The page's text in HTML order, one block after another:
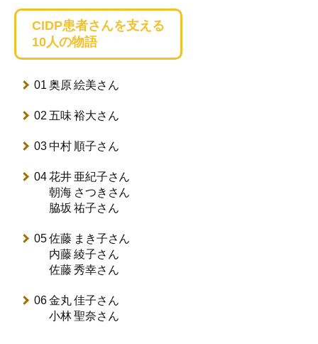
CIDP患者さんを支える
10人の物語
01 奥原 絵美さん
02 五味 裕大さん
03 中村 順子さん
04 花井 亜紀子さん
朝海 さつきさん
脇坂 祐子さん
05 佐藤 まき子さん
内藤 綾子さん
佐藤 秀幸さん
06 金丸 佳子さん
小林 聖奈さん